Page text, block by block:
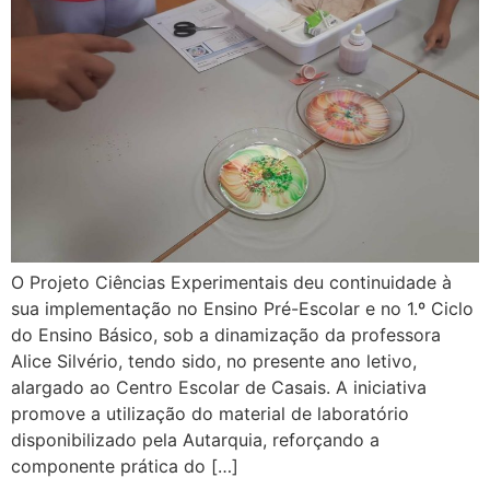
O Projeto Ciências Experimentais deu continuidade à
sua implementação no Ensino Pré-Escolar e no 1.º Ciclo
do Ensino Básico, sob a dinamização da professora
Alice Silvério, tendo sido, no presente ano letivo,
alargado ao Centro Escolar de Casais. A iniciativa
promove a utilização do material de laboratório
disponibilizado pela Autarquia, reforçando a
componente prática do […]